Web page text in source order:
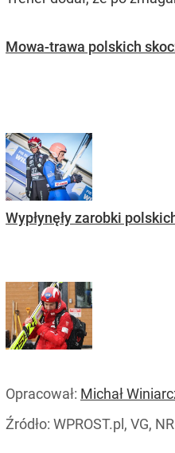
Mowa-trawa polskich
Wypłynęły zarobki
Opracował: Michał
Źródło: WPROST.pl, VG,